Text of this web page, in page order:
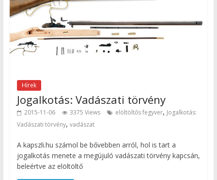
Hírek
Jogalkotás: Vadászati törvény
2015-11-06 3375 Views elöltöltős fegyver, Jogalkotás:
Vadászati törvény, vadászat
A kapszli.hu számol be bővebben arról, hol is tart a
jogalkotás menete a megújuló vadászati törvény kapcsán,
beleértve az elöltöltő